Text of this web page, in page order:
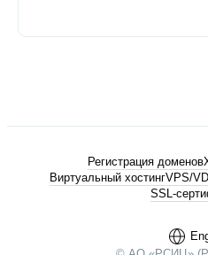
Регистрация доменов
Виртуальный хостингVPS/
SSL-